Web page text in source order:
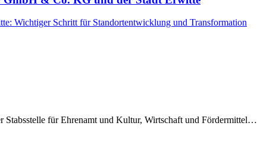
Wichtiger Schritt für Standortentwicklung und Transformation
Stabsstelle für Ehrenamt und Kultur, Wirtschaft und Fördermittel…